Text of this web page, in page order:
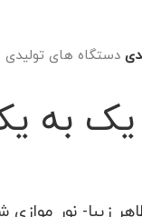
دستگاه های تولیدی
یک به
زیبا- نور موازی